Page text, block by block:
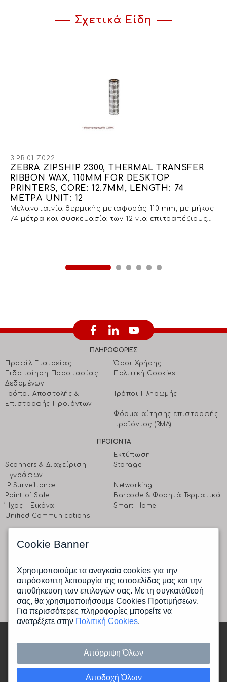
Σχετικά Είδη
3.PR.01.Z022
ZEBRA ZIPSHIP 2300, THERMAL TRANSFER
RIBBON WAX, 110MM FOR DESKTOP
PRINTERS, CORE: 12.7MM, LENGTH: 74
METPA UNIT: 12
Μελανοταινία θερμικής μεταφοράς 110 mm, με μήκος
74 μέτρα και συσκευασία των 12 για επιτραπέζιους
ΠΛΗΡΟΦΟΡΙΕΣ
Προφίλ Εταιρείας
Όροι Χρήσης
Ειδοποίηση Προστασίας
Δεδομένων
Πολιτική Cookies
Τρόποι Αποστολής &
Επιστροφής Προϊόντων
Τρόποι Πληρωμής
Φόρμα αίτησης επιστροφής
προϊόντος (RMA)
ΠΡΟΪΟΝΤΑ
Εκτύπωση
Scanners & Διαχείριση
Eγγράφων
Storage
IP Surveillance
Networking
Point of Sale
Barcode & Φορητά Τερματικά
Ήχος - Εικόνα
Smart Home
Unified Communications
Ραφαηλίδη 1 & Αγρινίου, 177 78 Ταύρος, Αθήνα
Δευτέρα έως Παρασκευή: 9.00 πμ -17.00 μμ
Tηλ.: (+30) 210 4805800
Fax.: (+30) 210 4805801
Email:
info@cpi.gr
ιστοσελίδων HellasSites
Cookie Banner
Χρησιμοποιούμε τα αναγκαία cookies για την
απρόσκοπτη λειτουργία της ιστοσελίδας μας και την
αποθήκευση των επιλογών σας. Με τη συγκατάθεσή
σας, θα χρησιμοποιήσουμε Cookies Προτιμήσεων.
Για περισσότερες πληροφορίες μπορείτε να
ανατρέξετε στην Πολιτική Cookies.
Απόρριψη Όλων
Αποδοχή Όλων